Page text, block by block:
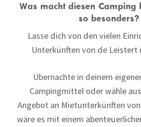
Was macht diesen Camping
so besonders?
Lasse dich von den vielen
Unterkünften von de Leistert
Übernachte in deinem
Campingmittel oder wähle
Angebot an Mietunterkünften
wäre es mit einem